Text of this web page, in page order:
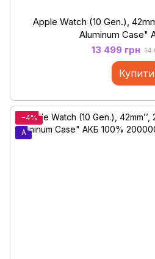
Apple Watch (10 Gen.),
Aluminum Case"
13 499 грн 14
Купити
−4%
A